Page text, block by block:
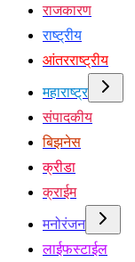
राजकारण
राष्ट्रीय
आंतरराष्ट्रीय
महाराष्ट्र
संपादकीय
बिझनेस
क्रीडा
क्राईम
मनोरंजन
लाईफस्टाईल